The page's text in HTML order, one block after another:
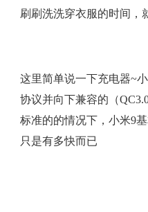
刷刷洗洗穿衣服的时间，
这里简单说一下充电器~
协议并向下兼容的（
标准的的情况下，小米9
只是有多快而已